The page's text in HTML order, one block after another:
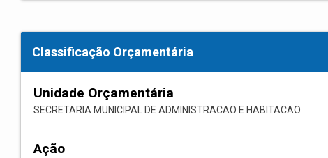
Classificação Orçamentária
Unidade Orçamentária
SECRETARIA MUNICIPAL DE ADMINISTRACAO E HABITACAO
Ação